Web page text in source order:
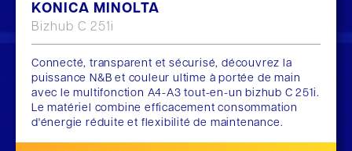
KONICA MINOLTA
Bizhub C 251i
Connecté, transparent et sécurisé, découvrez la
puissance N&B et couleur ultime à portée de main
avec le multifonction A4-A3 tout-en-un bizhub C 251i.
Le matériel combine efficacement consommation
d'énergie réduite et flexibilité de maintenance.